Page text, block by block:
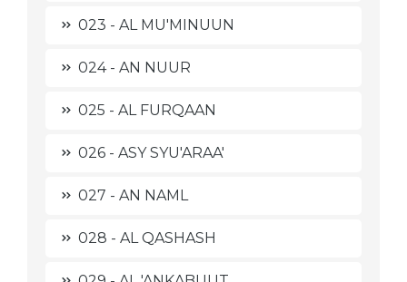
023 - AL MU'MINUUN
024 - AN NUUR
025 - AL FURQAAN
026 - ASY SYU'ARAA'
027 - AN NAML
028 - AL QASHASH